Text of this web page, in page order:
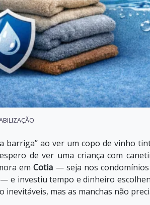
barriga” ao ver um copo de vinho
de ver uma criança com
emCotia — seja nos
e investiu tempo e dinheiro
inevitáveis, mas as manchas não